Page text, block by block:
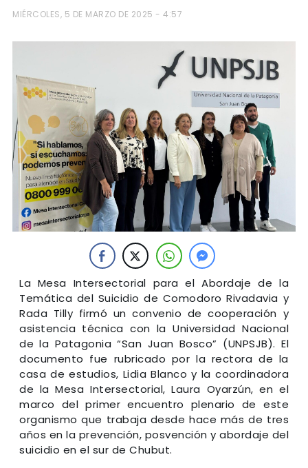
MIÉRCOLES, 5 DE MARZO DE 2025 - 4:57
La Mesa Intersectorial para el Abordaje de la
Temática del Suicidio de Comodoro Rivadavia y
Rada Tilly firmó un convenio de cooperación y
asistencia técnica con la Universidad Nacional
de la Patagonia “San Juan Bosco” (UNPSJB). El
documento fue rubricado por la rectora de la
casa de estudios, Lidia Blanco y la coordinadora
de la Mesa Intersectorial, Laura Oyarzún, en el
marco del primer encuentro plenario de este
organismo que trabaja desde hace más de tres
años en la prevención, posvención y abordaje del
suicidio en el sur de Chubut.